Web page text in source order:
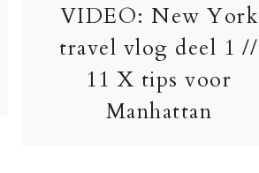
VIDEO: New York
travel vlog deel 1 //
11 X tips voor
Manhattan